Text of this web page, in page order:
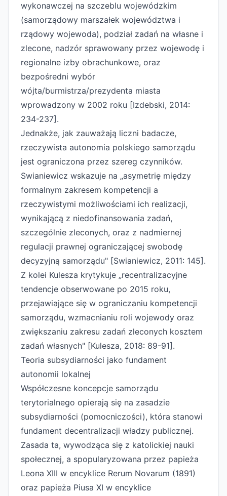
wykonawczej na szczeblu wojewódzkim
(samorządowy marszałek województwa i
rządowy wojewoda), podział zadań na własne i
zlecone, nadzór sprawowany przez wojewodę i
regionalne izby obrachunkowe, oraz
bezpośredni wybór
wójta/burmistrza/prezydenta miasta
wprowadzony w 2002 roku [Izdebski, 2014:
234-237].
Jednakże, jak zauważają liczni badacze,
rzeczywista autonomia polskiego samorządu
jest ograniczona przez szereg czynników.
Swianiewicz wskazuje na „asymetrię między
formalnym zakresem kompetencji a
rzeczywistymi możliwościami ich realizacji,
wynikającą z niedofinansowania zadań,
szczególnie zleconych, oraz z nadmiernej
regulacji prawnej ograniczającej swobodę
decyzyjną samorządu" [Swianiewicz, 2011: 145].
Z kolei Kulesza krytykuje „recentralizacyjne
tendencje obserwowane po 2015 roku,
przejawiające się w ograniczaniu kompetencji
samorządu, wzmacnianiu roli wojewody oraz
zwiększaniu zakresu zadań zleconych kosztem
zadań własnych" [Kulesza, 2018: 89-91].
Teoria subsydiarności jako fundament
autonomii lokalnej
Współczesne koncepcje samorządu
terytorialnego opierają się na zasadzie
subsydiarności (pomocniczości), która stanowi
fundament decentralizacji władzy publicznej.
Zasada ta, wywodząca się z katolickiej nauki
społecznej, a spopularyzowana przez papieża
Leona XIII w encyklice Rerum Novarum (1891)
oraz papieża Piusa XI w encyklice